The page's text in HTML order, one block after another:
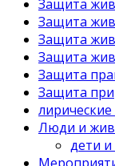
Защита
Защита
Защита
Защита
Защита
Защита
лирические
Люди и
дети